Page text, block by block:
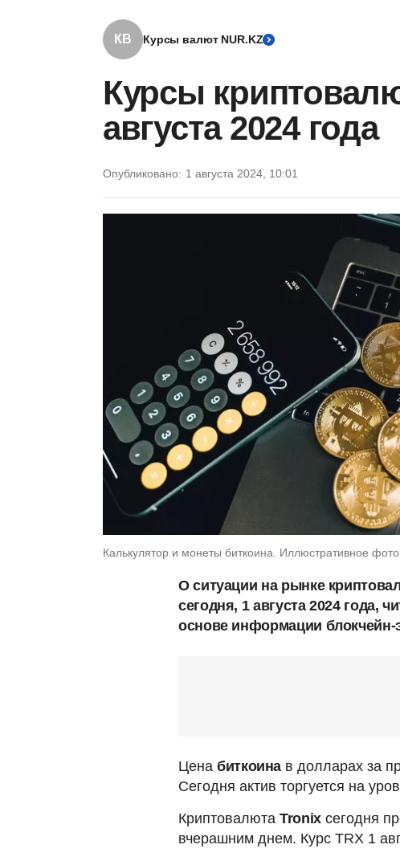
КВ Курсы валют NUR.KZ
Курсы
августа 2024 года
Опубликовано: 1 августа 2024, 10:01
Калькулятор и монеты биткоина. Иллюстративное
О ситуации на рынке
сегодня, 1 августа 2024 года,
основе информации блокчейн-
Цена биткоина в долларах за
Сегодня актив торгуется на
Криптовалюта Tronixсегодня
вчерашним днем. Курс TRX 1